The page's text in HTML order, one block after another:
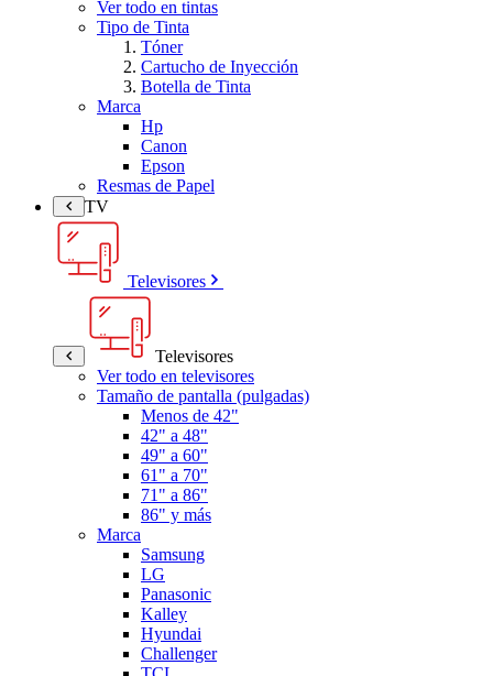
Ver todo en tintas
Tipo de Tinta
Tóner
Cartucho de Inyección
Botella de Tinta
Marca
Hp
Canon
Epson
Resmas de Papel
TV
Televisores
Televisores
Ver todo en televisores
Tamaño de pantalla (pulgadas)
Menos de 42"
42" a 48"
49" a 60"
61" a 70"
71" a 86"
86" y más
Marca
Samsung
LG
Panasonic
Kalley
Hyundai
Challenger